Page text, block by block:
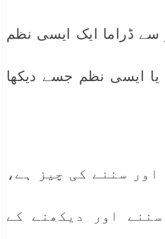
ڈراما ایک ایسی نظم
ایسی نظم جسے دیکھا
اور سننے کی چیز ہے،
اور دیکھنے کے